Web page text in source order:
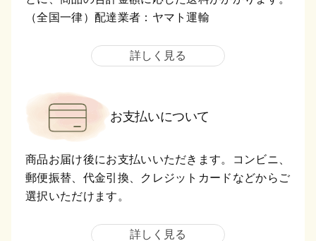
（全国一律）配達業者：ヤマト運輸
詳しく見る
お支払いについて
商品お届け後にお支払いいただきます。コンビニ、
郵便振替、代金引換、クレジットカードなどからご
選択いただけます。
詳しく見る